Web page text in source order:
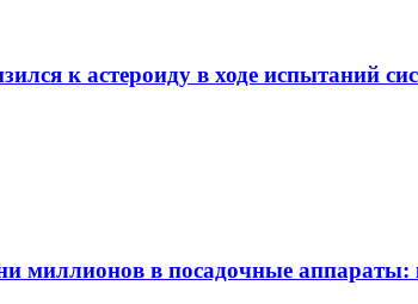
к астероиду в ходе испытаний
миллионов в посадочные аппараты: